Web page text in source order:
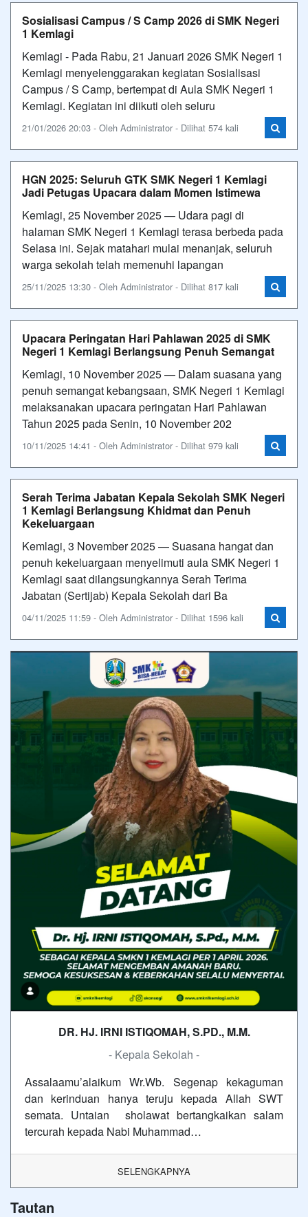
Sosialisasi Campus / S Camp 2026 di SMK Negeri
1 Kemlagi
Kemlagi - Pada Rabu, 21 Januari 2026 SMK Negeri 1
Kemlagi menyelenggarakan kegiatan Sosialisasi
Campus / S Camp, bertempat di Aula SMK Negeri 1
Kemlagi. Kegiatan ini diikuti oleh seluru
21/01/2026 20:03 - Oleh Administrator - Dilihat 574 kali
HGN 2025: Seluruh GTK SMK Negeri 1 Kemlagi
Jadi Petugas Upacara dalam Momen Istimewa
Kemlagi, 25 November 2025 — Udara pagi di
halaman SMK Negeri 1 Kemlagi terasa berbeda pada
Selasa ini. Sejak matahari mulai menanjak, seluruh
warga sekolah telah memenuhi lapangan
25/11/2025 13:30 - Oleh Administrator - Dilihat 817 kali
Upacara Peringatan Hari Pahlawan 2025 di SMK
Negeri 1 Kemlagi Berlangsung Penuh Semangat
Kemlagi, 10 November 2025 — Dalam suasana yang
penuh semangat kebangsaan, SMK Negeri 1 Kemlagi
melaksanakan upacara peringatan Hari Pahlawan
Tahun 2025 pada Senin, 10 November 202
10/11/2025 14:41 - Oleh Administrator - Dilihat 979 kali
Serah Terima Jabatan Kepala Sekolah SMK Negeri
1 Kemlagi Berlangsung Khidmat dan Penuh
Kekeluargaan
Kemlagi, 3 November 2025 — Suasana hangat dan
penuh kekeluargaan menyelimuti aula SMK Negeri 1
Kemlagi saat dilangsungkannya Serah Terima
Jabatan (Sertijab) Kepala Sekolah dari Ba
04/11/2025 11:59 - Oleh Administrator - Dilihat 1596 kali
DR. HJ. IRNI ISTIQOMAH, S.PD., M.M.
- Kepala Sekolah -
Assalaamu’alaikum Wr.Wb. Segenap kekaguman
dan kerinduan hanya teruju kepada Allah SWT
semata. Untaian sholawat bertangkaikan salam
tercurah kepada Nabi Muhammad…
SELENGKAPNYA
Tautan